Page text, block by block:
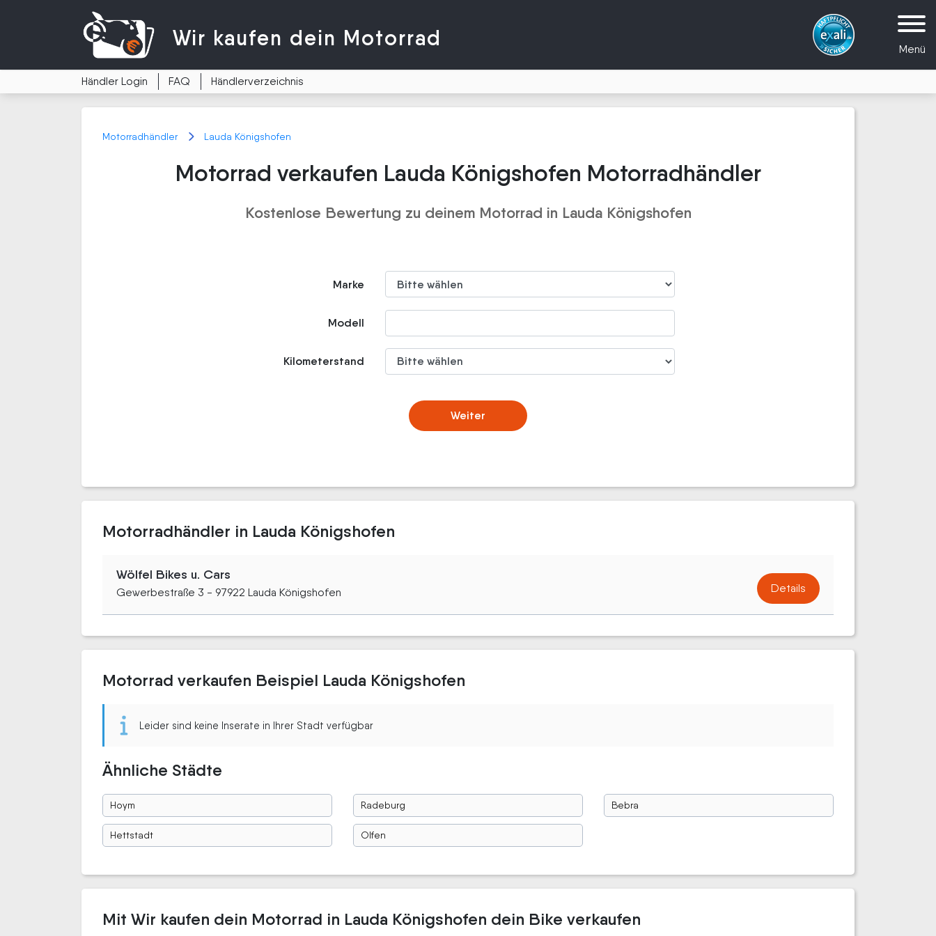
Menü
Wir kaufen dein Motorrad
Händler Login FAQ Händlerverzeichnis
Motorradhändler Lauda Königshofen
Motorrad verkaufen Lauda Königshofen Motorradhändler
Kostenlose Bewertung zu deinem Motorrad in Lauda Königshofen
Marke
Modell
Kilometerstand
Weiter
Motorradhändler in Lauda Königshofen
Wölfel Bikes u. Cars
Gewerbestraße 3 - 97922 Lauda Königshofen Details
Motorrad verkaufen Beispiel Lauda Königshofen
Leider sind keine Inserate in Ihrer Stadt verfügbar
Ähnliche Städte
Hoym Radeburg Bebra
Hettstadt Olfen
Mit Wir kaufen dein Motorrad in Lauda Königshofen dein Bike verkaufen